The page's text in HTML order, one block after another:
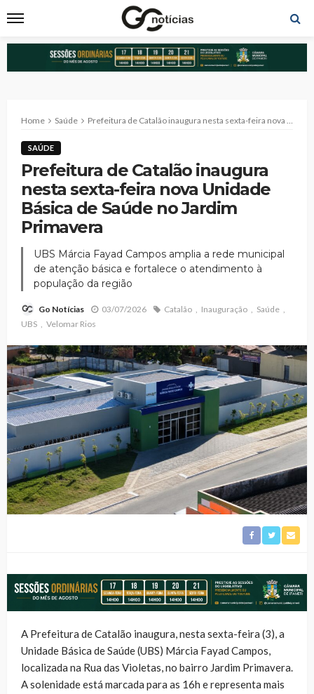
Home Saúde Prefeitura de Catalão inaugura nesta sexta-feira nova Unidade Básica de Saúde no Jardim Primavera
SAÚDE
Prefeitura de Catalão inaugura
nesta sexta-feira nova Unidade
Básica de Saúde no Jardim
Primavera
UBS Márcia Fayad Campos amplia a rede municipal
de atenção básica e fortalece o atendimento à
população da região
Go Notícias 03/07/2026 Catalão Inauguração
Saúde
UBS
Velomar Rios
A Prefeitura de Catalão inaugura, nesta sexta-feira (3), a
Unidade Básica de Saúde (UBS) Márcia Fayad Campos,
localizada na Rua das Violetas, no bairro Jardim Primavera.
A solenidade está marcada para as 16h e representa mais